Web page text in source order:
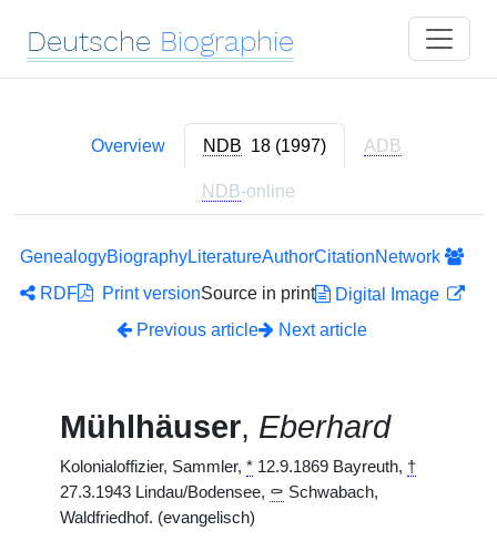
Deutsche Biographie
Overview NDB 18 (1997) ADB
NDB-online
GenealogyBiographyLiteratureAuthorCitationNetwork
RDF
Print versionSource in print
Digital Image
Previous article
Next article
Mühlhäuser, Eberhard
Kolonialoffizier, Sammler, * 12.9.1869 Bayreuth, †
27.3.1943 Lindau/Bodensee, ⚰ Schwabach,
Waldfriedhof. (evangelisch)